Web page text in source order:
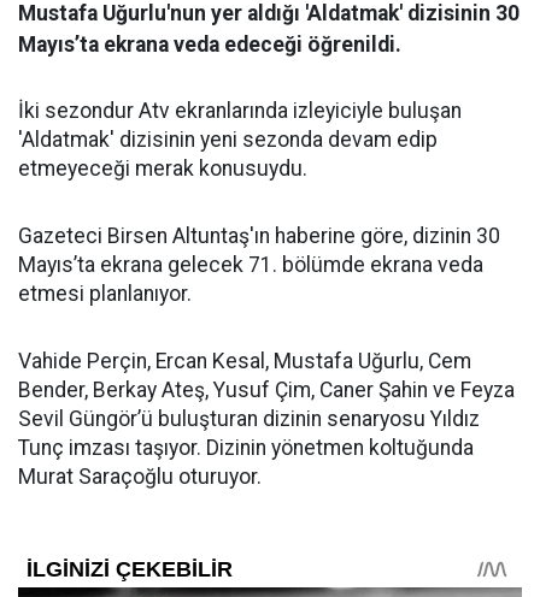
Mustafa Uğurlu'nun yer aldığı 'Aldatmak' dizisinin 30
Mayıs’ta ekrana veda edeceği öğrenildi.
İki sezondur Atv ekranlarında izleyiciyle buluşan
'Aldatmak' dizisinin yeni sezonda devam edip
etmeyeceği merak konusuydu.
Gazeteci Birsen Altuntaş'ın haberine göre, dizinin 30
Mayıs’ta ekrana gelecek 71. bölümde ekrana veda
etmesi planlanıyor.
Vahide Perçin, Ercan Kesal, Mustafa Uğurlu, Cem
Bender, Berkay Ateş, Yusuf Çim, Caner Şahin ve Feyza
Sevil Güngör’ü buluşturan dizinin senaryosu Yıldız
Tunç imzası taşıyor. Dizinin yönetmen koltuğunda
Murat Saraçoğlu oturuyor.